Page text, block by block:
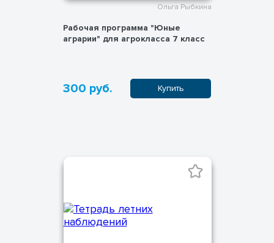
Ольга Рыбкина
Рабочая программа "Юные
аграрии" для агрокласса 7 класс
300 руб. Купить